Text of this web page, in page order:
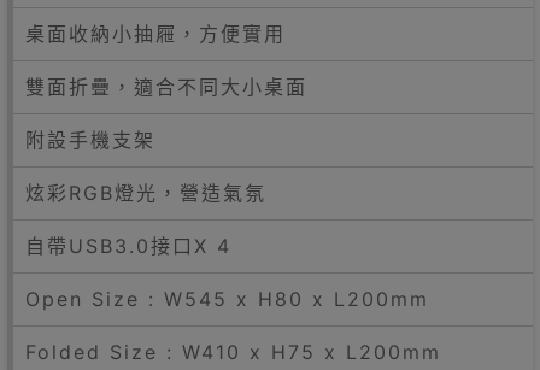
桌面收納小抽屜，方便實用
雙面折疊，適合不同大小桌面
附設手機支架
炫彩RGB燈光，營造氣氛
自帶USB3.0接口X 4
Open Size : W545 x H80 x L200mm
Folded Size : W410 x H75 x L200mm